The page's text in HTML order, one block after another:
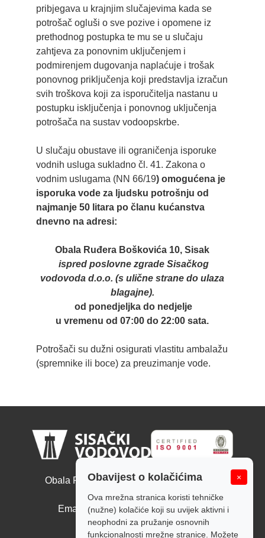
Obavijest o kolačićima ×
Ova mrežna stranica koristi tehničke
(nužne) kolačiće koji su uvijek aktivni i
neophodni za pružanje osnovnih
funkcionalnosti mrežne stranice. Možete
pribjegava u krajnjim slučajevima kada se
potrošač ogluši o sve pozive i opomene iz
prethodnog postupka te mu se u slučaju
zahtjeva za ponovnim uključenjem i
podmirenjem dugovanja naplaćuje i trošak
ponovnog priključenja koji predstavlja izračun
svih troškova koji za isporučitelja nastanu u
postupku isključenja i ponovnog uključenja
potrošača na sustav vodoopskrbe.
U slučaju obustave ili ograničenja isporuke
vodnih usluga sukladno čl. 41. Zakona o
vodnim uslugama (NN 66/19) omogućena je
isporuka vode za ljudsku potrošnju od
najmanje 50 litara po članu kućanstva
dnevno na adresi:
Obala Ruđera Boškovića 10, Sisak
ispred poslovne zgrade Sisačkog
vodovoda d.o.o. (s ulične strane do ulaza
blagajne).
od ponedjeljka do nedjelje
u vremenu od 07:00 do 22:00 sata.
Potrošači su dužni osigurati vlastitu ambalažu
(spremnike ili boce) za preuzimanje vode.
Obala Ruđera Boškovića 10, 44000 Sisak
Tel: +385 44 526 166
Email: tajnistvo@sisackivodovod.hr
Politika kolačića